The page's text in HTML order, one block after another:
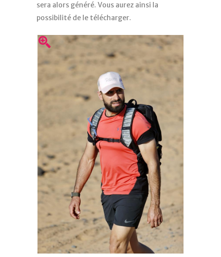
sera alors généré. Vous aurez ainsi la
possibilité de le télécharger.